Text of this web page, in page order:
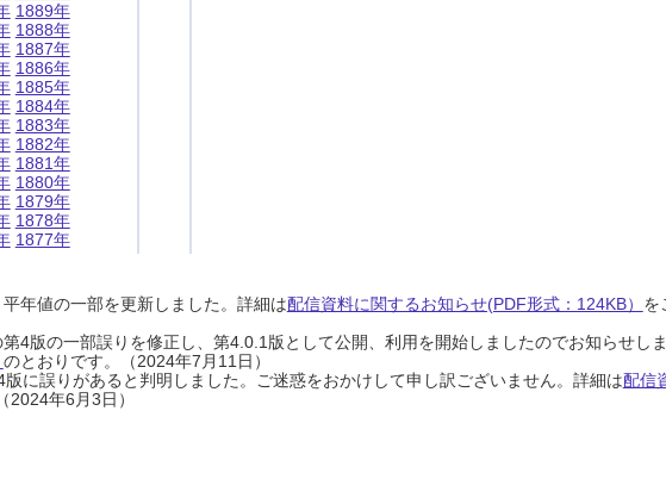
1889年
1888年
1887年
1886年
1885年
1884年
1883年
1882年
1881年
1880年
1879年
1878年
1877年
年値の一部を更新しました。詳細は配信資料に関するお知らせ(PDF形式：124KB） を
4版の一部誤りを修正し、第4.0.1版として公開、利用を開始しましたのでお知らせし
のとおりです。（2024年7月11日）
に誤りがあると判明しました。ご迷惑をおかけして申し訳ございません。詳細は配信
2024年6月3日）